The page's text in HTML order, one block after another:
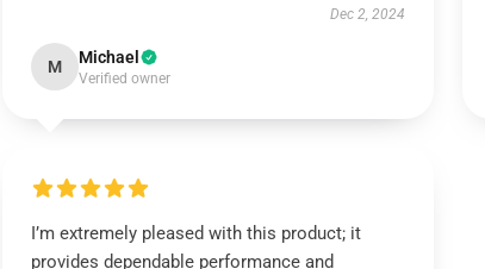
Dec 2, 2024
M Michael
Verified owner
I’m extremely pleased with this product; it
provides dependable performance and